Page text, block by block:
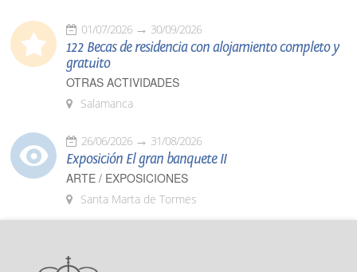
01/07/2026 30/09/2026
122 Becas de residencia con alojamiento completo y
gratuito
OTRAS ACTIVIDADES
Salamanca
26/06/2026 31/08/2026
Exposición El gran banquete II
ARTE / EXPOSICIONES
Santa Marta de Tormes